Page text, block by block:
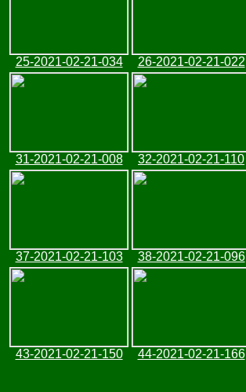
25-2021-02-21-034 26-2021-02-21-022
31-2021-02-21-008 32-2021-02-21-110
37-2021-02-21-103 38-2021-02-21-096
43-2021-02-21-150 44-2021-02-21-166